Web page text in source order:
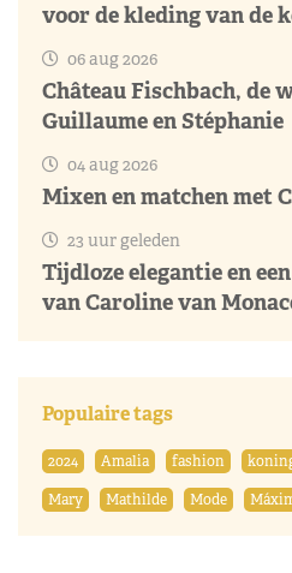
voor de kleding van de
06 aug 2026
Château Fischbach, de
Guillaume en Stéphanie
04 aug 2026
Mixen en matchen met
23 uur geleden
Tijdloze elegantie en
van Caroline van
Populaire tags
2024 Amalia fashion
Mary
Mathilde Mode